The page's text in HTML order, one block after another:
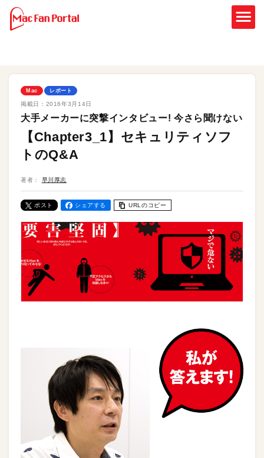
Mac レポート
掲載日： 2016年3月14日
大手メーカーに突撃インタビュー! 今さら聞けない
【Chapter3_1】セキュリティソフ
トのQ&A
著者： 早川厚志
ポスト シェアする URLのコピー